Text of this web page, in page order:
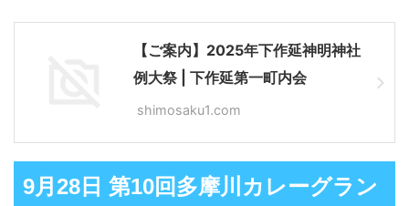
【ご案内】2025年下作延神明神社
例大祭 | 下作延第一町内会
shimosaku1.com
9月28日 第10回多摩川カレーグラン